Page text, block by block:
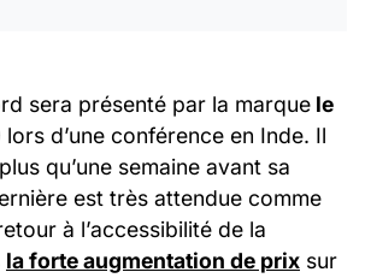
sera présenté par la marque le
lors d’une conférence en Inde. Il
qu’une semaine avant sa
est très attendue comme
à l’accessibilité de la
la forte augmentation de prix sur